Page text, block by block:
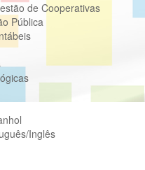
de Cooperativas
Pública
Inglês